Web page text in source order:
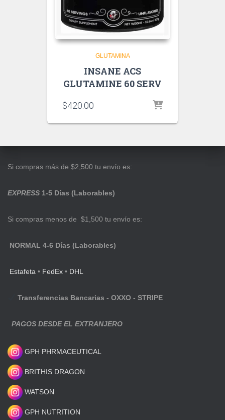
GLUTAMINA
INSANE ACS
GLUTAMINE 60 SERV
$420.00
Si compras más de $2,500 tu envío es:
EXPRESS 1-5 Días (Laborables)
Si compras menos de $1,500 tu envío es:
NORMAL 4-6 Días (Laborables)
Estafeta • FedEx • DHL
Transferencias Bancarias - OXXO - STRIPE
PAGOS DESDE EL EXTRANJERO
GPH PHRMACEUTICAL
BRITHIS DRAGON
WATSON
GPH NUTRITION